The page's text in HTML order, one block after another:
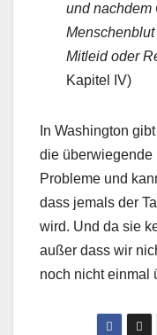
und nachdem
Mitleid oder
Kapitel IV)
In Washington
die überwiegende
Probleme und
dass jemals der
wird. Und da sie
außer dass wir
noch nicht einmal